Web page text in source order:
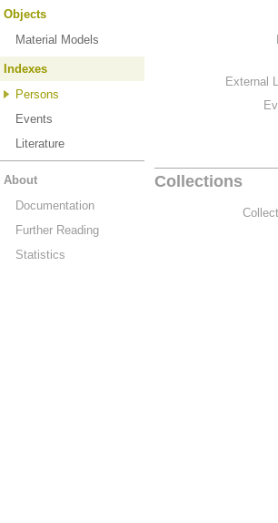
Objects
Material Models
Indexes
Persons
Events
Literature
About
Documentation
Further Reading
Statistics
External
Collections